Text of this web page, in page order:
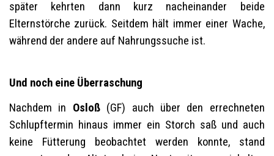
später kehrten dann kurz nacheinander beide
Elternstörche zurück. Seitdem hält immer einer Wache,
während der andere auf Nahrungssuche ist.
Und noch eine Überraschung
Nachdem in Osloß(GF) auch über den errechneten
Schlupftermin hinaus immer ein Storch saß und auch
keine Fütterung beobachtet werden konnte, stand